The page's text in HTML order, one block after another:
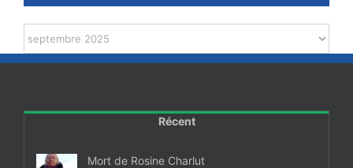
Archives
Récent
Mort de Rosine Charlut